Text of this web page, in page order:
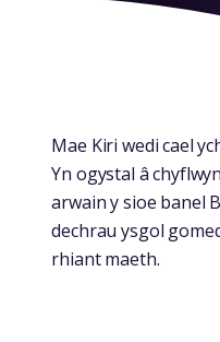
Mae Kiri wedi cael
Yn ogystal â
arwain y sioe banel
dechrau ysgol
rhiant maeth.